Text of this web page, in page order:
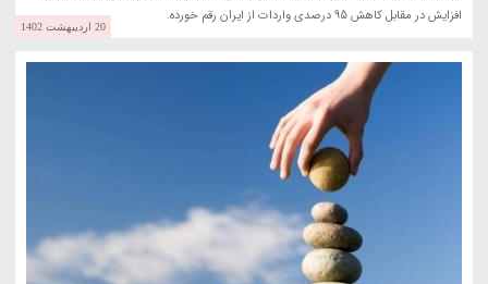
افزایش در مقابل کاهش 95 درصدی واردات از ایران رقم خورده.
20 اردیبهشت 1402